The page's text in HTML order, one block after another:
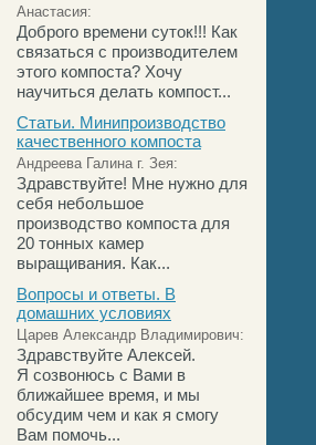
Анастасия:
Доброго времени суток!!! Как
связаться с производителем
этого компоста? Хочу
научиться делать компост...
Статьи. Минипроизводство
качественного компоста
Андреева Галина г. Зея:
Здравствуйте! Мне нужно для
себя небольшое
производство компоста для
20 тонных камер
выращивания. Как...
Вопросы и ответы. В
домашних условиях
Царев Александр Владимирович:
Здравствуйте Алексей.
Я созвонюсь с Вами в
ближайшее время, и мы
обсудим чем и как я смогу
Вам помочь...